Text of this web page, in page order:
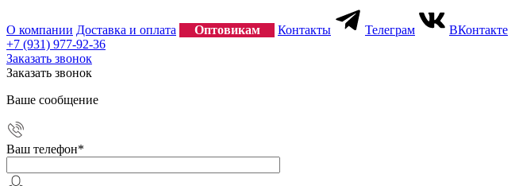
О компании Доставка и оплата Оптовикам Контакты Телеграм
ВКонтакте
+7 (931) 977-92-36
Заказать звонок
Заказать звонок
Ваше сообщение
Ваш телефон*